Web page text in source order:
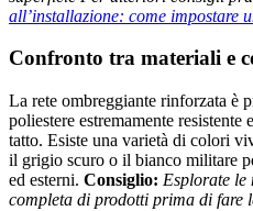
all’installazione: come impostare
Confronto tra materiali e
La rete ombreggiante rinforzata è
poliestere estremamente resistente
tatto. Esiste una varietà di colori
il grigio scuro o il bianco militare
ed esterni. Consiglio: Esplorate le
completa di prodotti prima di fare